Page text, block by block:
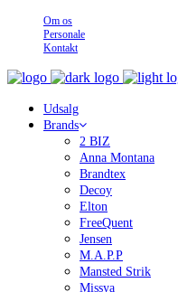
Om os
Personale
Kontakt
Udsalg
Brands
2 BIZ
Anna Montana
Brandtex
Decoy
Elton
FreeQuent
Jensen
M.A.P.P
Mansted Strik
Missya